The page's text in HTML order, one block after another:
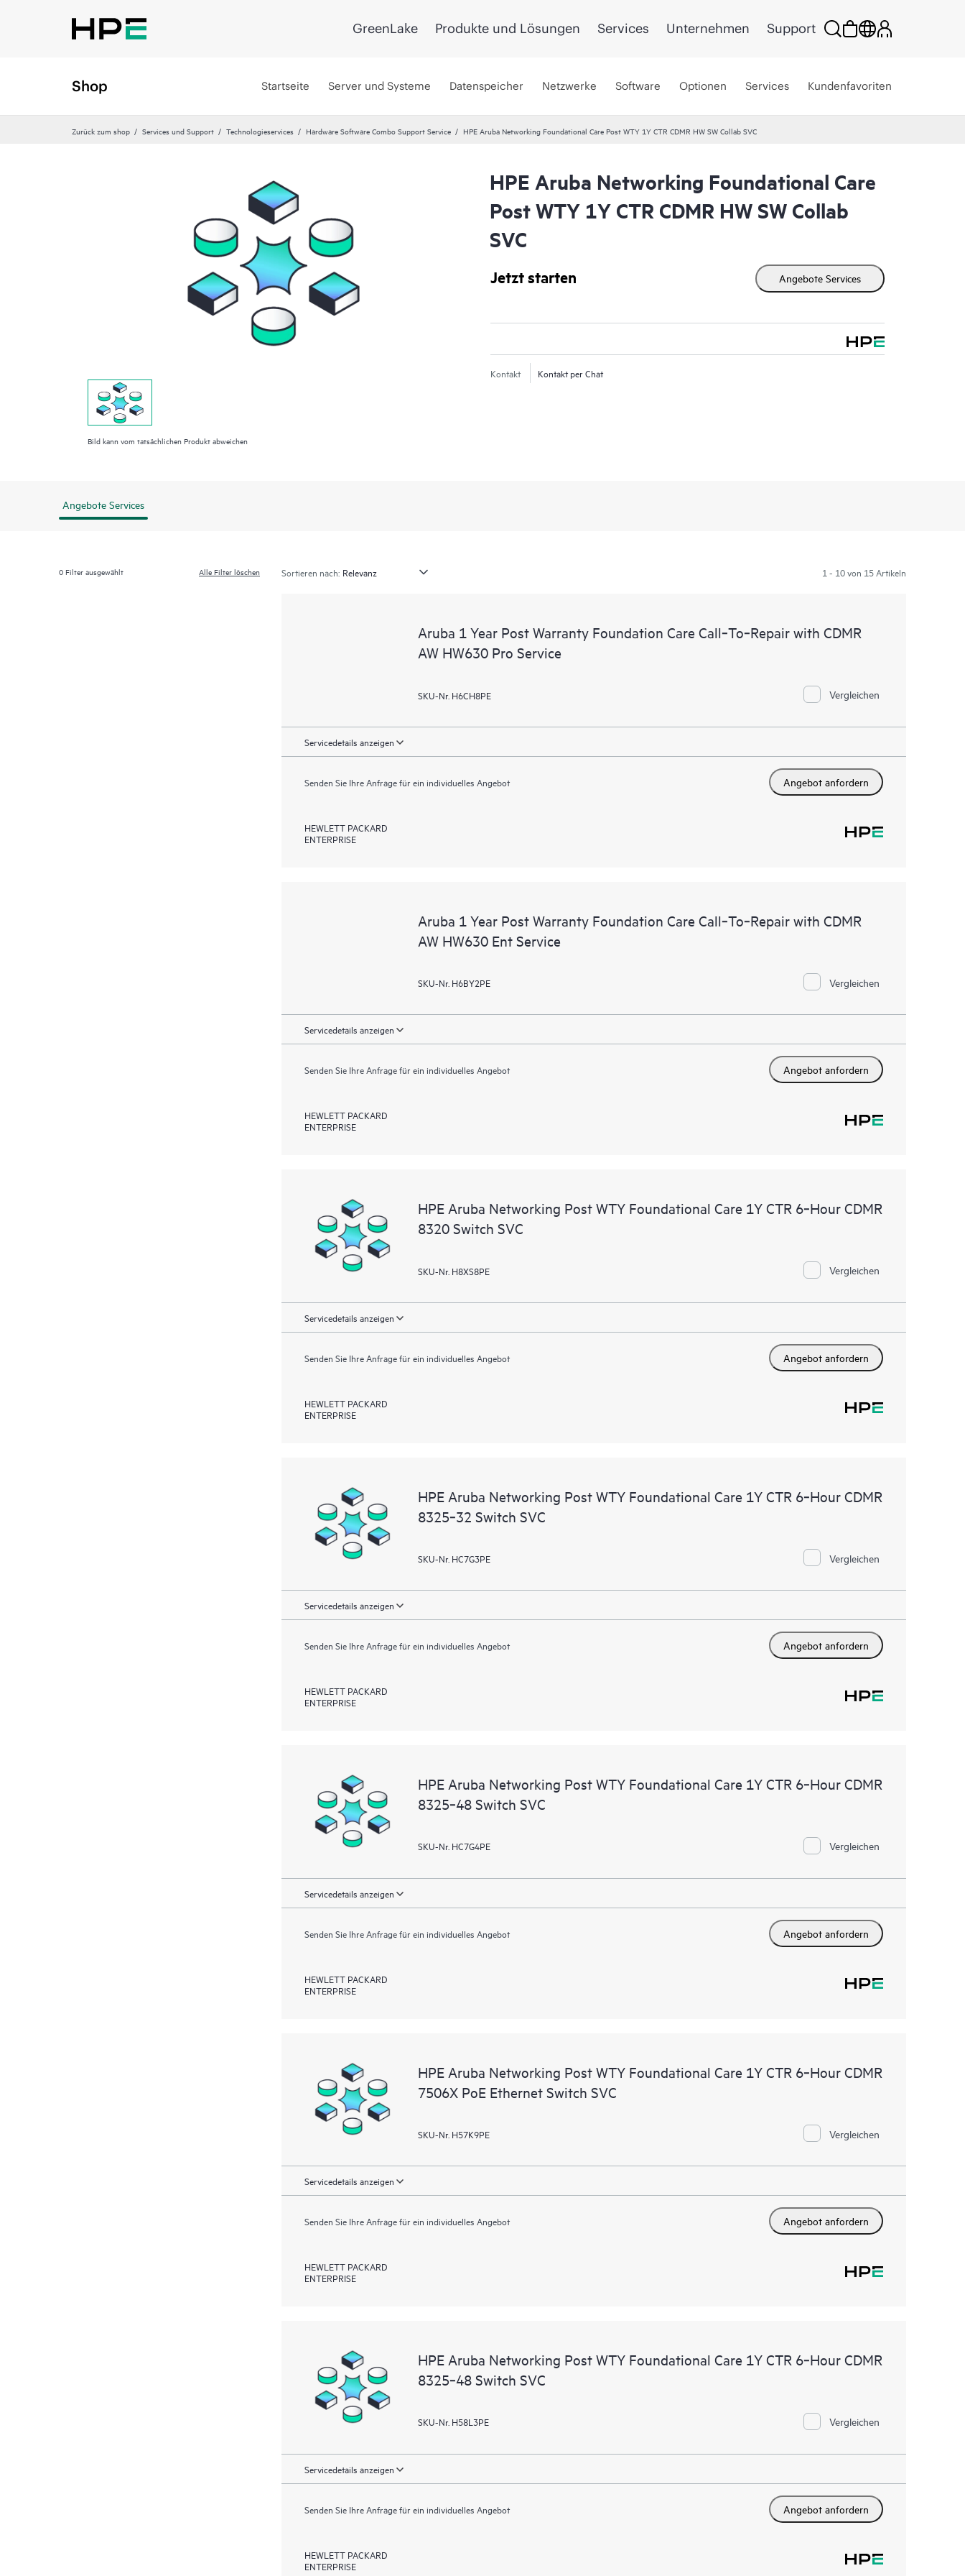
GreenLake Produkte und Lösungen Services Unternehmen Support
Shop Startseite Server und Systeme Datenspeicher Netzwerke Software Optionen Services Kundenfavoriten
Zurück zum shop Services und Support Technologieservices Hardware Software Combo Support Service HPE Aruba Networking Foundational Care Post WTY 1Y CTR CDMR HW SW Collab SVC
Bild kann vom tatsächlichen Produkt abweichen
HPE Aruba Networking Foundational Care
Post WTY 1Y CTR CDMR HW SW Collab
SVC
Jetzt starten Angebote Services
Kontakt Kontakt per Chat
Angebote Services
0Filter ausgewählt Alle Filter löschen Sortieren nach: 1 - 10 von 15 Artikeln
Aruba 1 Year Post Warranty Foundation Care Call‑To‑Repair with CDMR
AW HW630 Pro Service
SKU-Nr. H6CH8PE Vergleichen
Servicedetails anzeigen
Senden Sie Ihre Anfrage für ein individuelles Angebot Angebot anfordern
HEWLETT PACKARD
ENTERPRISE
Aruba 1 Year Post Warranty Foundation Care Call‑To‑Repair with CDMR
AW HW630 Ent Service
SKU-Nr. H6BY2PE Vergleichen
Servicedetails anzeigen
Senden Sie Ihre Anfrage für ein individuelles Angebot Angebot anfordern
HEWLETT PACKARD
ENTERPRISE
HPE Aruba Networking Post WTY Foundational Care 1Y CTR 6‑Hour CDMR
8320 Switch SVC
SKU-Nr. H8XS8PE Vergleichen
Servicedetails anzeigen
Senden Sie Ihre Anfrage für ein individuelles Angebot Angebot anfordern
HEWLETT PACKARD
ENTERPRISE
HPE Aruba Networking Post WTY Foundational Care 1Y CTR 6‑Hour CDMR
8325‑32 Switch SVC
SKU-Nr. HC7G3PE Vergleichen
Servicedetails anzeigen
Senden Sie Ihre Anfrage für ein individuelles Angebot Angebot anfordern
HEWLETT PACKARD
ENTERPRISE
HPE Aruba Networking Post WTY Foundational Care 1Y CTR 6‑Hour CDMR
8325‑48 Switch SVC
SKU-Nr. HC7G4PE Vergleichen
Servicedetails anzeigen
Senden Sie Ihre Anfrage für ein individuelles Angebot Angebot anfordern
HEWLETT PACKARD
ENTERPRISE
HPE Aruba Networking Post WTY Foundational Care 1Y CTR 6‑Hour CDMR
7506X PoE Ethernet Switch SVC
SKU-Nr. H57K9PE Vergleichen
Servicedetails anzeigen
Senden Sie Ihre Anfrage für ein individuelles Angebot Angebot anfordern
HEWLETT PACKARD
ENTERPRISE
HPE Aruba Networking Post WTY Foundational Care 1Y CTR 6‑Hour CDMR
8325‑48 Switch SVC
SKU-Nr. H58L3PE Vergleichen
Servicedetails anzeigen
Senden Sie Ihre Anfrage für ein individuelles Angebot Angebot anfordern
HEWLETT PACKARD
ENTERPRISE